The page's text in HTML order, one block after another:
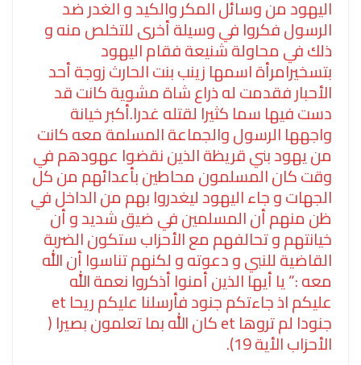
اليهود من وسائل المكر والكيد و الغدر ضد
الرسول فكروا في وسيلة أخرى للتخلص منه و
ذلك في محاولة شنيعة فقام اليهود
بتسخيرامرأة اسمها زينب بنت الحارث زوجة أحد
الأحبار فقدمت له ذراع شاة مشوية كانت قد
دست فيها سما كثيرا لقتله غدرا.أكبر خيانة
واجهها الرسول والجماعة المسلمة معه كانت
من يهود بني قريظة الذين نقضوا عهودهم في
وقت كان المسلمون محاطين بأعدائهم من كل
الجهات و جاء اليهود ليغدروا بهم من الداخل في
ظن منهم أن المسلمين في ضيق شديد و أن
خيانتهم و تحالفهم مع الأحزاب ستكون الضربة
القاضية للنبي و دعوته و لكنهم تناسوا أن الله
معه :” يا أيها الذين أمنوا أذكروا نعمة الله
عليكم اذ جاءتكم جنود فأرسلنا عليكم ريحا et
جنودا لم تروها et كان الله بما تعلمون بصيرا (
الأحزاب الأية 19).